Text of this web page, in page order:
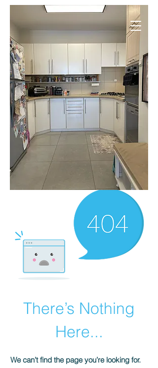
There’s Nothing
Here...
We can’t find the page you’re looking for.